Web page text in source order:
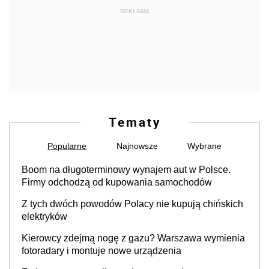
REKLAMA
Tematy
Popularne Najnowsze Wybrane
Boom na długoterminowy wynajem aut w Polsce.
Firmy odchodzą od kupowania samochodów
Z tych dwóch powodów Polacy nie kupują chińskich
elektryków
Kierowcy zdejmą nogę z gazu? Warszawa wymienia
fotoradary i montuje nowe urządzenia